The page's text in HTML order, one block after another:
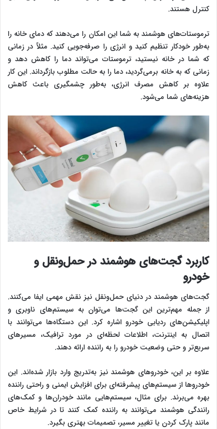
کنترل هستند.
ترموستات‌های هوشمند به شما این امکان را می‌دهند که دمای خانه را
به‌طور خودکار تنظیم کنید و انرژی را صرفه‌جویی کنید. مثلاً در زمانی
که شما در خانه نیستید، ترموستات می‌تواند دما را کاهش دهد و
زمانی که به خانه برمی‌گردید، دما را به حالت مطلوب بازگرداند. این کار
علاوه بر کاهش مصرف انرژی، به‌طور چشمگیری باعث کاهش
هزینه‌های شما می‌شود.
کاربرد گجت‌های هوشمند در حمل‌ونقل و
خودرو
گجت‌های هوشمند در دنیای حمل‌ونقل نیز نقش مهمی ایفا می‌کنند.
از جمله مهم‌ترین این گجت‌ها می‌توان به سیستم‌های ناوبری و
اپلیکیشن‌های ردیابی خودرو اشاره کرد. این دستگاه‌ها می‌توانند با
اتصال به اینترنت، اطلاعات لحظه‌ای در مورد ترافیک، مسیرهای
سریع‌تر و حتی وضعیت خودرو را به راننده ارائه دهند.
علاوه بر این، خودروهای هوشمند نیز به‌تدریج وارد بازار شده‌اند. این
خودروها از سیستم‌های پیشرفته‌ای برای افزایش ایمنی و راحتی راننده
بهره می‌برند. برای مثال، سیستم‌هایی مانند خودران‌ها و کمک‌های
رانندگی هوشمند می‌توانند به راننده کمک کنند تا در شرایط خاص
مانند پارک کردن یا تغییر مسیر، تصمیمات بهتری بگیرد.